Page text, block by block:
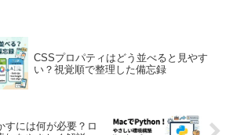
CSSプロパティはどう並べると見やす
い？視覚順で整理した備忘録
すには何が必要？ロ